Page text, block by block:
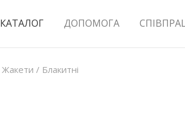
КАТАЛОГ ДОПОМОГА
Жакети / Блакитні